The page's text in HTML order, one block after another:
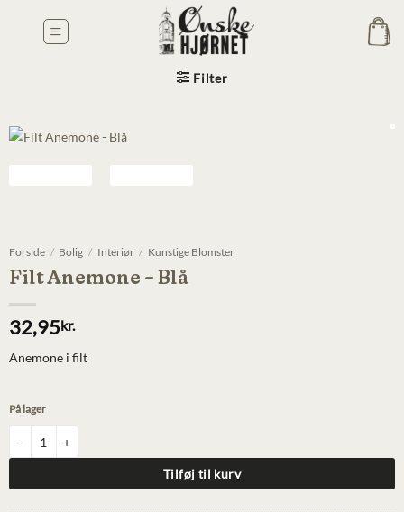
Filter
Forside / Bolig / Interiør / Kunstige Blomster
Filt Anemone – Blå
32,95kr.
Anemone i filt
På lager
Tilføj til kurv